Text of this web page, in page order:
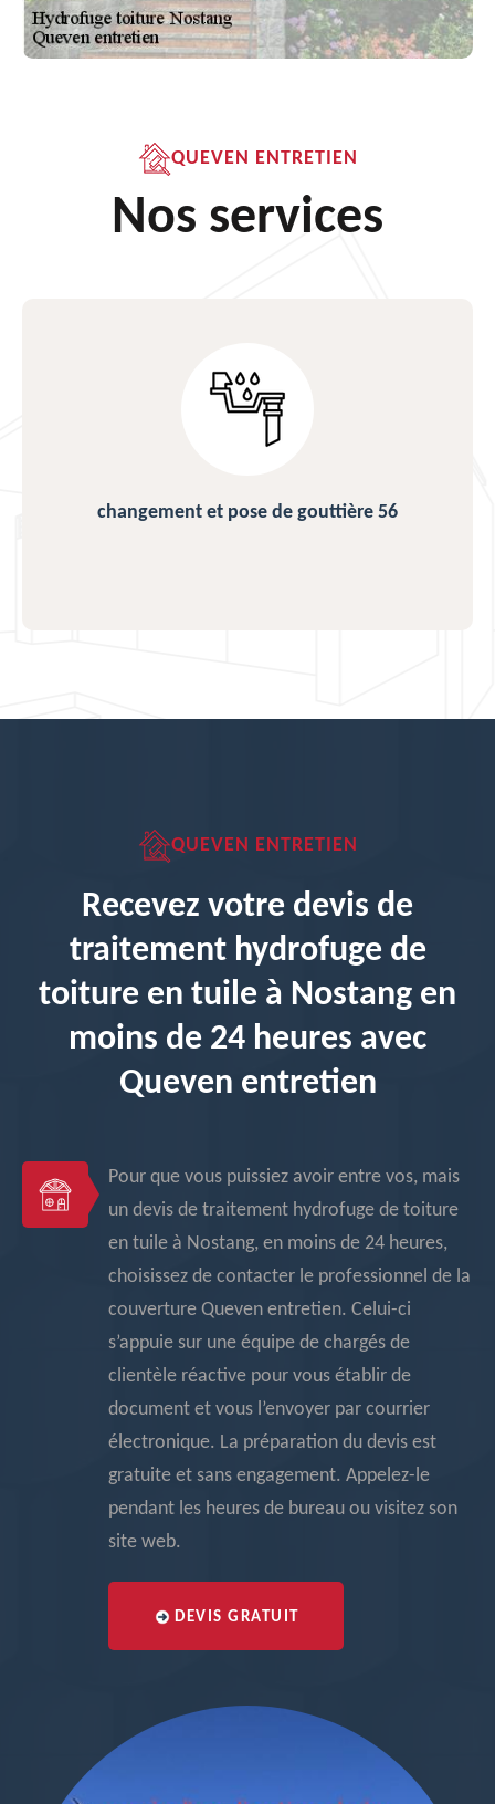
QUEVEN ENTRETIEN
Nos services
changement et pose de gouttière 56
QUEVEN ENTRETIEN
Recevez votre devis de
traitement hydrofuge de
toiture en tuile à Nostang en
moins de 24 heures avec
Queven entretien
Pour que vous puissiez avoir entre vos, mais
un devis de traitement hydrofuge de toiture
en tuile à Nostang, en moins de 24 heures,
choisissez de contacter le professionnel de la
couverture Queven entretien. Celui-ci
s’appuie sur une équipe de chargés de
clientèle réactive pour vous établir de
document et vous l’envoyer par courrier
électronique. La préparation du devis est
gratuite et sans engagement. Appelez-le
pendant les heures de bureau ou visitez son
site web.
DEVIS GRATUIT